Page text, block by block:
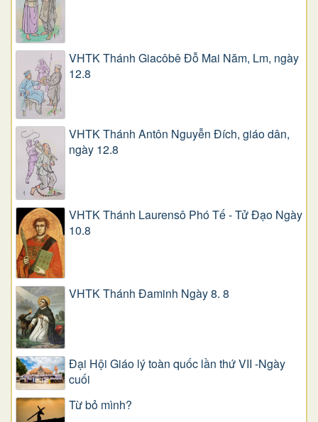
VHTK Thánh Giacôbê Ðỗ Mai Năm, Lm, ngày
12.8
VHTK Thánh Antôn Nguyễn Ðích, giáo dân,
ngày 12.8
VHTK Thánh Laurensô Phó Tế - Tử Đạo Ngày
10.8
VHTK Thánh Đaminh Ngày 8. 8
Đại Hội Giáo lý toàn quốc lần thứ VII -Ngày
cuối
Từ bỏ mình?